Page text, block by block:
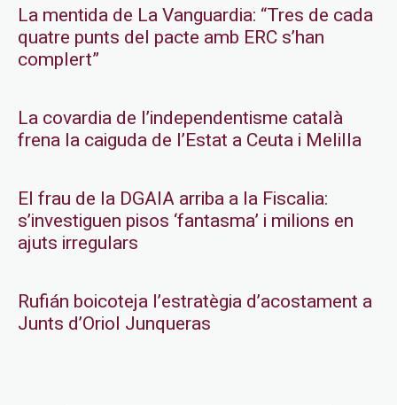
La mentida de La Vanguardia: “Tres de cada
quatre punts del pacte amb ERC s’han
complert”
La covardia de l’independentisme català
frena la caiguda de l’Estat a Ceuta i Melilla
El frau de la DGAIA arriba a la Fiscalia:
s’investiguen pisos ‘fantasma’ i milions en
ajuts irregulars
Rufián boicoteja l’estratègia d’acostament a
Junts d’Oriol Junqueras